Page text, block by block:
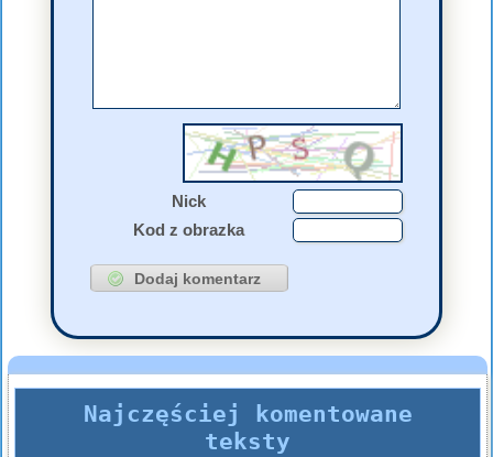
Nick
Kod z obrazka
Najczęściej komentowane
teksty